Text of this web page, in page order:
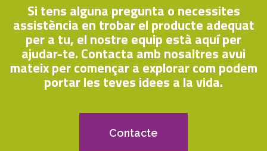
Si tens alguna pregunta o necessites
assistència en trobar el producte adequat
per a tu, el nostre equip està aquí per
ajudar-te. Contacta amb nosaltres avui
mateix per començar a explorar com podem
portar les teves idees a la vida.
Contacte